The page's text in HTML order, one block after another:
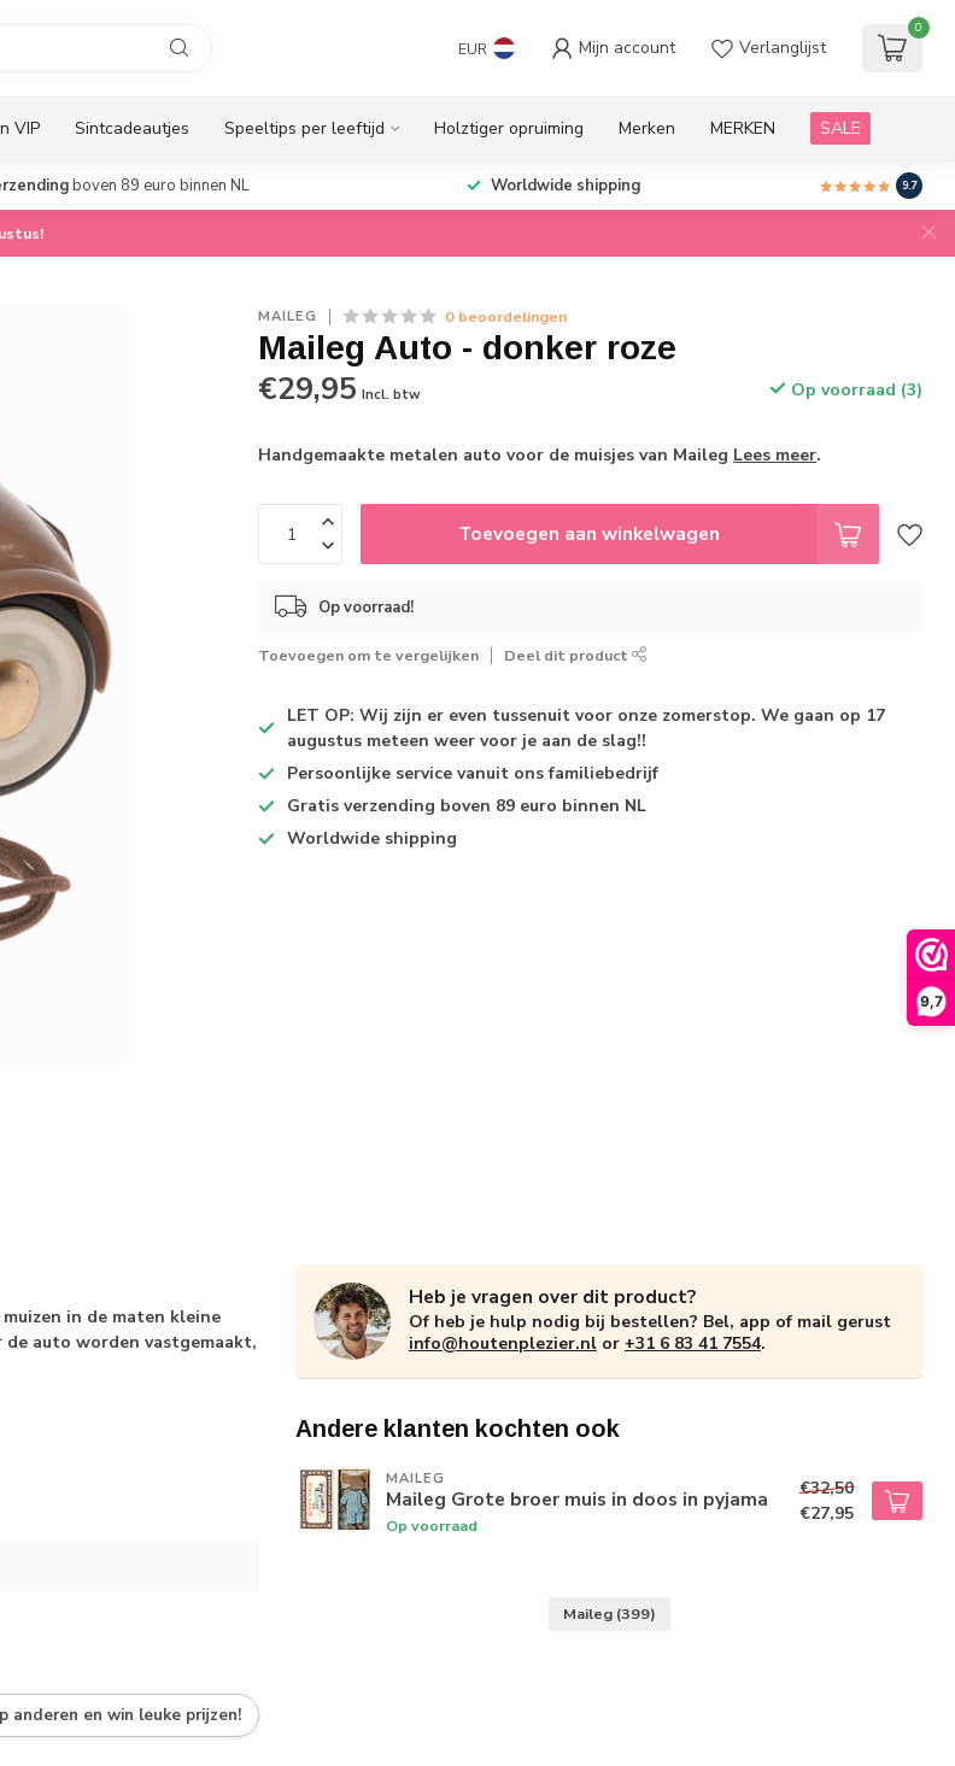
9,7
EUR Mijn account Verlanglijst
0
VIP Sintcadeautjes Speeltips per leeftijd Holztiger opruiming Merken MERKEN SALE
boven 89 euro binnen NL Worldwide shipping 9.7
MAILEG 0 beoordelingen
Maileg Auto - donker roze
€29,95 Incl. btw Op voorraad (3)
Handgemaakte metalen auto voor de muisjes van Maileg Lees meer.
Toevoegen aan winkelwagen
Op voorraad!
Toevoegen om te vergelijken Deel dit product
LET OP: Wij zijn er even tussenuit voor onze zomerstop. We gaan op 17
augustus meteen weer voor je aan de slag!!
Persoonlijke service vanuit ons familiebedrijf
Gratis verzending boven 89 euro binnen NL
Worldwide shipping
in de maten kleine
de auto worden vastgemaakt,
anderen en win leuke prijzen!
Heb je vragen over dit product?
Of heb je hulp nodig bij bestellen? Bel, app of mail gerust
info@houtenplezier.nl or +31 6 83 41 7554.
Andere klanten kochten ook
MAILEG
Maileg Grote broer muis in doos in pyjama
Op voorraad
€32,50
€27,95
Maileg (399)